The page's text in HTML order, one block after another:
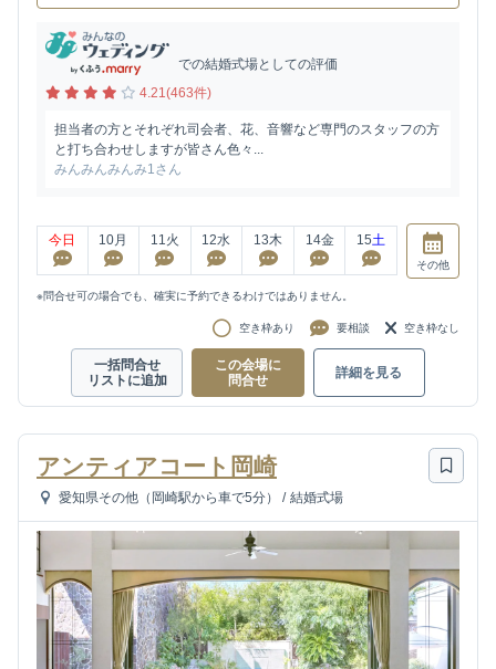
での結婚式場としての評価
4.21(463件)
担当者の方とそれぞれ司会者、花、音響など専門のスタッフの方
と打ち合わせしますが皆さん色々...
みんみんみんみ1さん
今日 10月 11火 12水 13木 14金 15土
その他
※問合せ可の場合でも、確実に予約できるわけではありません。
空き枠あり 要相談 空き枠なし
一括問合せ
リストに追加
この会場に
問合せ
詳細を見る
アンティアコート岡崎
愛知県その他（岡崎駅から車で5分） / 結婚式場